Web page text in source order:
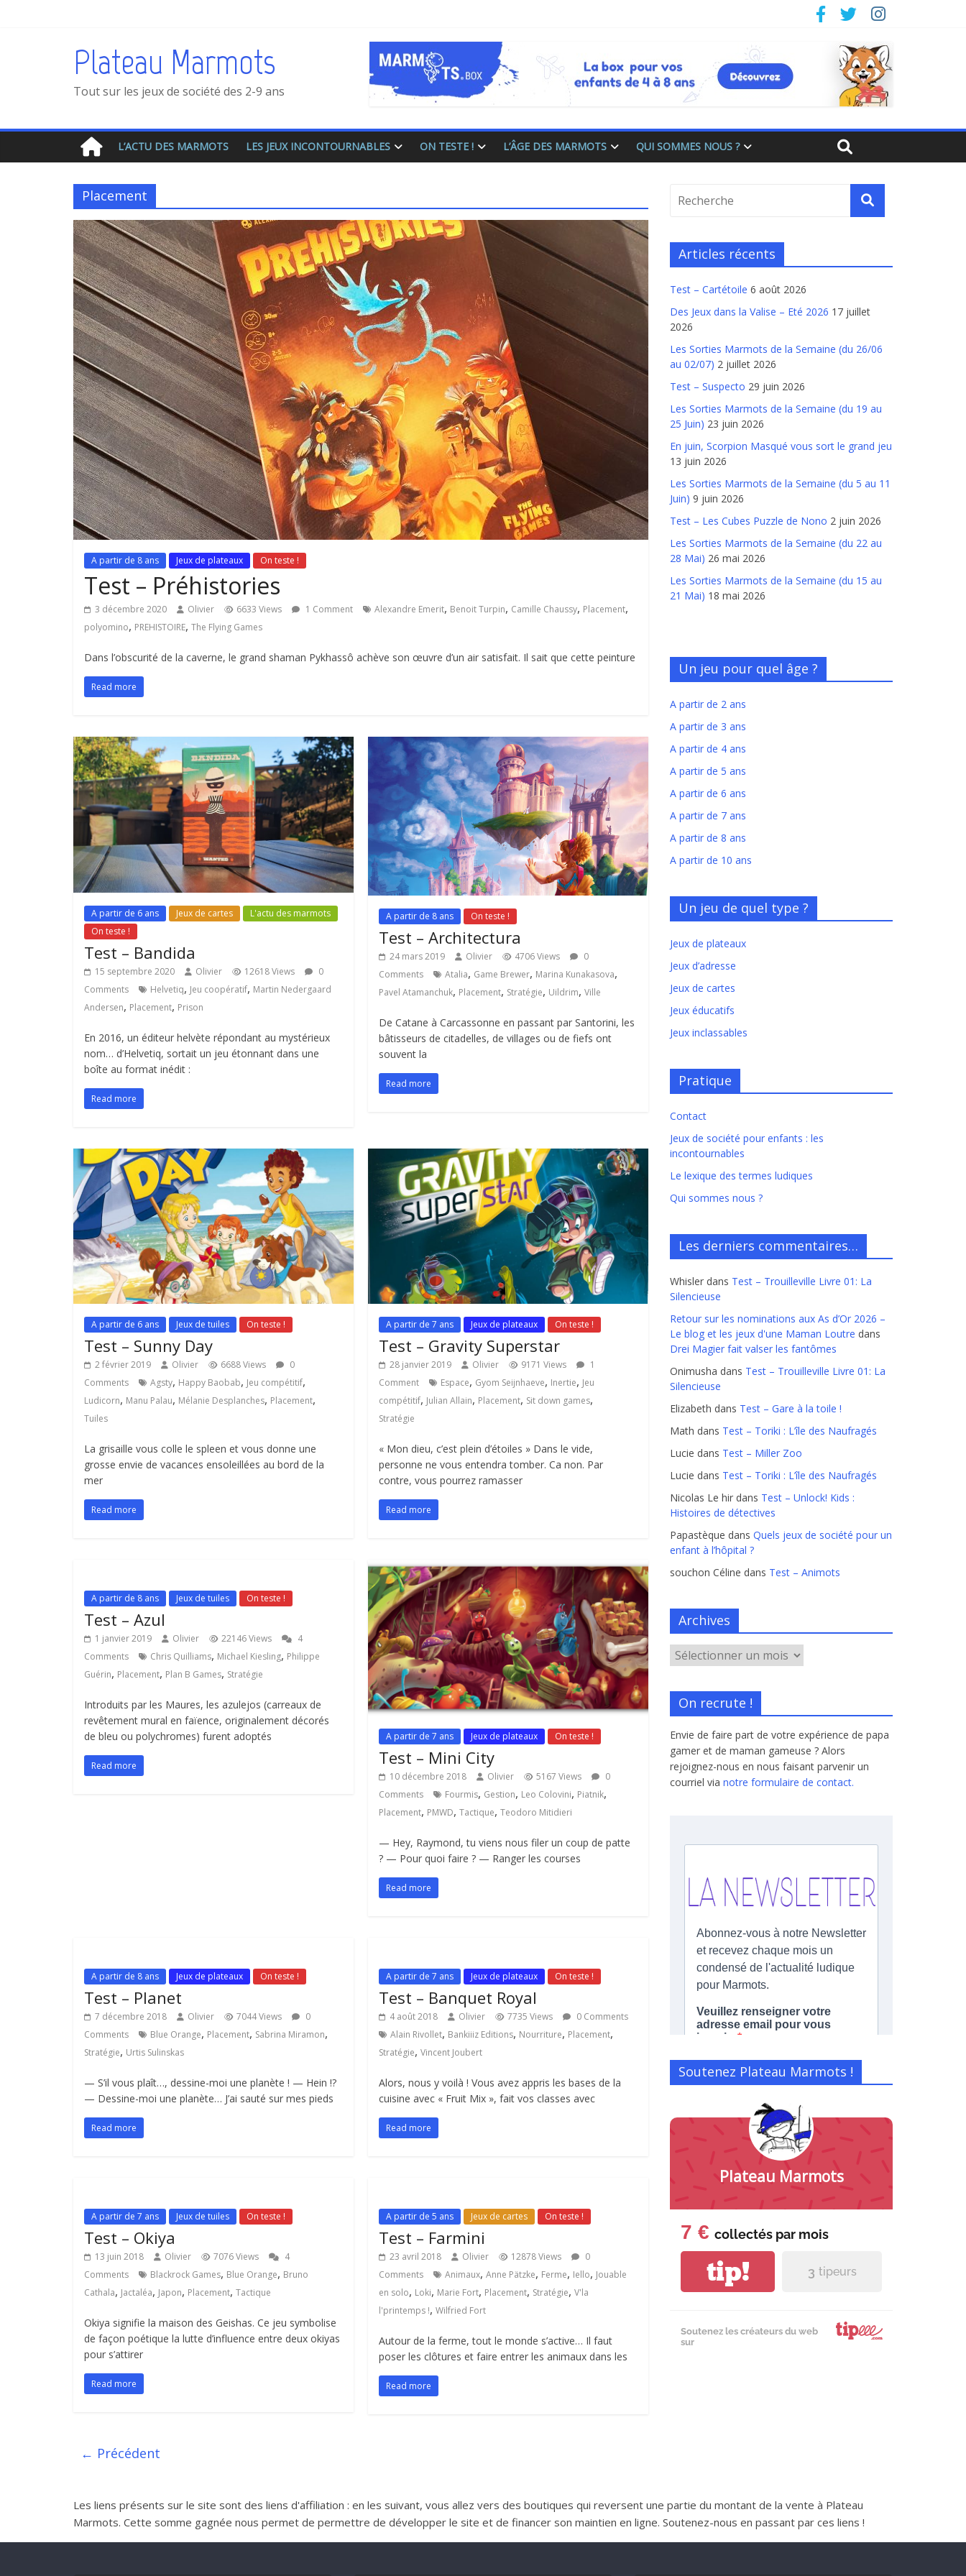
Plateau Marmots
Tout sur les jeux de société des 2-9 ans
L’ACTU DES MARMOTS LES JEUX INCONTOURNABLES ON TESTE ! L’ÂGE DES MARMOTS QUI SOMMES NOUS ?
Placement
A partir de 8 ans Jeux de plateaux On teste !
Test – Préhistories
3 décembre 2020 Olivier 6633 Views 1 Comment Alexandre Emerit, Benoit Turpin, Camille Chaussy, Placement,
polyomino, PREHISTOIRE, The Flying Games
Dans l’obscurité de la caverne, le grand shaman Pykhassô achève son œuvre d’un air satisfait. Il sait que cette peinture
Read more
A partir de 6 ans Jeux de cartes
L'actu des marmots
On teste !
Test – Bandida
15 septembre 2020 Olivier 12618 Views
0
Comments
Helvetiq, Jeu coopératif, Martin Nedergaard
Andersen, Placement, Prison
En 2016, un éditeur helvète répondant au mystérieux
nom… d’Helvetiq, sortait un jeu étonnant dans une
boîte au format inédit :
Read more
A partir de 8 ans On teste !
Test – Architectura
24 mars 2019 Olivier 4706 Views
0
Comments
Atalia, Game Brewer, Marina Kunakasova,
Pavel Atamanchuk, Placement, Stratégie, Uildrim,Ville
De Catane à Carcassonne en passant par Santorini, les
bâtisseurs de citadelles, de villages ou de fiefs ont
souvent la
Read more
A partir de 6 ans Jeux de tuiles On teste !
Test – Sunny Day
2 février 2019 Olivier 6688 Views
0
Comments
Agsty, Happy Baobab, Jeu compétitif,
Ludicorn, Manu Palau, Mélanie Desplanches, Placement,
Tuiles
La grisaille vous colle le spleen et vous donne une
grosse envie de vacances ensoleillées au bord de la
mer
Read more
A partir de 7 ans Jeux de plateaux On teste !
Test – Gravity Superstar
28 janvier 2019 Olivier 9171 Views
1
Comment
Espace, Gyom Seijnhaeve, Inertie, Jeu
compétitif, Julian Allain, Placement, Sit down games,
Stratégie
« Mon dieu, c’est plein d’étoiles » Dans le vide,
personne ne vous entendra tomber. Ca non. Par
contre, vous pourrez ramasser
Read more
A partir de 8 ans Jeux de tuiles On teste !
Test – Azul
1 janvier 2019 Olivier 22146 Views
4
Comments
Chris Quilliams, Michael Kiesling, Philippe
Guérin, Placement, Plan B Games, Stratégie
Introduits par les Maures, les azulejos (carreaux de
revêtement mural en faïence, originalement décorés
de bleu ou polychromes) furent adoptés
Read more
A partir de 7 ans Jeux de plateaux On teste !
Test – Mini City
10 décembre 2018 Olivier 5167 Views
0
Comments
Fourmis, Gestion, Leo Colovini, Piatnik,
Placement, PMWD,Tactique,Teodoro Mitidieri
— Hey, Raymond, tu viens nous filer un coup de patte
? — Pour quoi faire ? — Ranger les courses
Read more
A partir de 8 ans Jeux de plateaux On teste !
Test – Planet
7 décembre 2018 Olivier 7044 Views
0
Comments
Blue Orange, Placement, Sabrina Miramon,
Stratégie, Urtis Sulinskas
— S’il vous plaît…, dessine-moi une planète ! — Hein !?
— Dessine-moi une planète… J’ai sauté sur mes pieds
Read more
A partir de 7 ans Jeux de plateaux On teste !
Test – Banquet Royal
4 août 2018 Olivier 7735 Views
0 Comments
Alain Rivollet, Bankiiiz Editions, Nourriture, Placement,
Stratégie,Vincent Joubert
Alors, nous y voilà ! Vous avez appris les bases de la
cuisine avec « Fruit Mix », fait vos classes avec
Read more
A partir de 7 ans Jeux de tuiles On teste !
Test – Okiya
13 juin 2018 Olivier 7076 Views
4
Comments
Blackrock Games, Blue Orange, Bruno
Cathala, Jactaléa, Japon, Placement, Tactique
Okiya signifie la maison des Geishas. Ce jeu symbolise
de façon poétique la lutte d’influence entre deux okiyas
pour s’attirer
Read more
A partir de 5 ans Jeux de cartes On teste !
Test – Farmini
23 avril 2018 Olivier 12878 Views
0
Comments
Animaux,Anne Pätzke, Ferme, Iello, Jouable
en solo, Loki, Marie Fort, Placement, Stratégie,V'la
l'printemps !,Wilfried Fort
Autour de la ferme, tout le monde s’active… Il faut
poser les clôtures et faire entrer les animaux dans les
Read more
← Précédent
Articles récents
Test – Cartétoile 6 août 2026
Des Jeux dans la Valise – Eté 2026 17 juillet
2026
Les Sorties Marmots de la Semaine (du 26/06
au 02/07) 2 juillet 2026
Test – Suspecto 29 juin 2026
Les Sorties Marmots de la Semaine (du 19 au
25 Juin) 23 juin 2026
En juin, Scorpion Masqué vous sort le grand jeu
13 juin 2026
Les Sorties Marmots de la Semaine (du 5 au 11
Juin) 9 juin 2026
Test – Les Cubes Puzzle de Nono 2 juin 2026
Les Sorties Marmots de la Semaine (du 22 au
28 Mai) 26 mai 2026
Les Sorties Marmots de la Semaine (du 15 au
21 Mai) 18 mai 2026
Un jeu pour quel âge ?
A partir de 2 ans
A partir de 3 ans
A partir de 4 ans
A partir de 5 ans
A partir de 6 ans
A partir de 7 ans
A partir de 8 ans
A partir de 10 ans
Un jeu de quel type ?
Jeux de plateaux
Jeux d’adresse
Jeux de cartes
Jeux éducatifs
Jeux inclassables
Pratique
Contact
Jeux de société pour enfants : les
incontournables
Le lexique des termes ludiques
Qui sommes nous ?
Les derniers commentaires…
Whisler dans Test – Trouilleville Livre 01: La
Silencieuse
Retour sur les nominations aux As d’Or 2026 –
Le blog et les jeux d'une Maman Loutre dans
Drei Magier fait valser les fantômes
Onimusha dans Test – Trouilleville Livre 01: La
Silencieuse
Elizabeth dans Test – Gare à la toile !
Math dans Test – Toriki : L’île des Naufragés
Lucie dans Test – Miller Zoo
Lucie dans Test – Toriki : L’île des Naufragés
Nicolas Le hir dans Test – Unlock! Kids :
Histoires de détectives
Papastèque dans Quels jeux de société pour un
enfant à l’hôpital ?
souchon Céline dans Test – Animots
Archives
On recrute !
Envie de faire part de votre expérience de papa
gamer et de maman gameuse ? Alors
rejoignez-nous en nous faisant parvenir un
courriel via notre formulaire de contact.
Soutenez Plateau Marmots !
Plateau Marmots
7 € collectés par mois
tip! 3 tipeurs
Soutenez les créateurs du web
sur
Les liens présents sur le site sont des liens d'affiliation : en les suivant, vous allez vers des boutiques qui reversent une partie du montant de la vente à Plateau
Marmots. Cette somme gagnée nous permet de permettre de développer le site et de financer son maintien en ligne. Soutenez-nous en passant par ces liens !